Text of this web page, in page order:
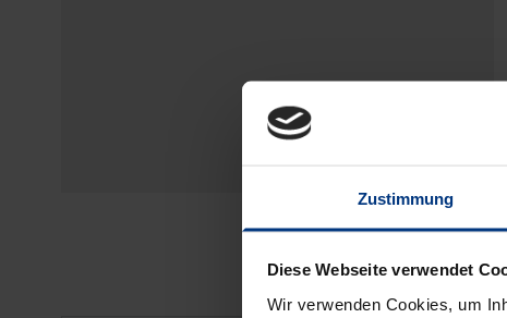
Zustimmung
Diese Webseite verwendet
Wir verwenden Cookies, um